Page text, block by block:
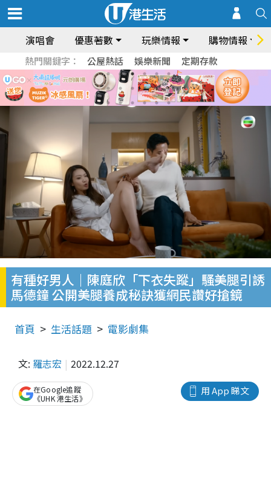
演唱會 優惠著數 玩樂情報 購物情報
熱門關鍵字： 公屋熱話 娛樂新聞 定期存款
有種好男人｜陳庭欣「下衣失蹤」騷美腿引誘
馬德鐘 公開美腿養成秘訣獲網民讚好搶鏡
首頁 生活話題 電影劇集
文: 羅志宏 2022.12.27
用 App 睇文
在Google追蹤
《UHK 港生活》